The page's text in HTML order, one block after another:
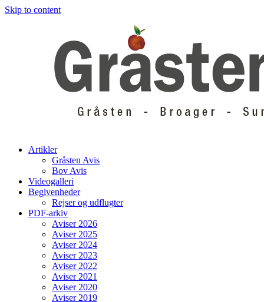
Skip to content
Artikler
Gråsten Avis
Bov Avis
Videogalleri
Begivenheder
Rejser og udflugter
PDF-arkiv
Aviser 2026
Aviser 2025
Aviser 2024
Aviser 2023
Aviser 2022
Aviser 2021
Aviser 2020
Aviser 2019